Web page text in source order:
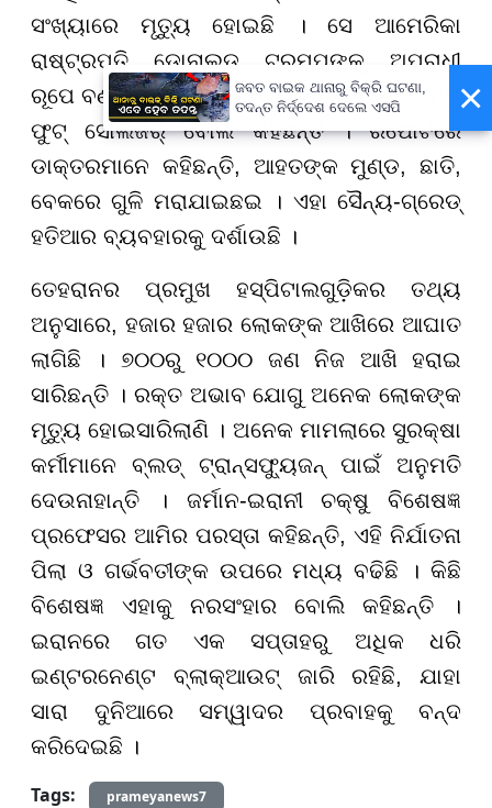
ସଂଖ୍ୟାରେ ମୃତ୍ୟୁ ହୋଇଛି । ସେ ଆମେରିକା
ରାଷ୍ଟ୍ରପତି ଡୋନାଲ୍ଡ ଟ୍ରମ୍ପଙ୍କୁ ଅପରାଧୀ
ରୂପେ ବର୍ଣ୍ଣନା କରି ପ୍ରଦର୍ଶନକାରୀଙ୍କୁ ଆମେରିକାର
ଫୁଟ୍ ସୋଲଜର୍ ବୋଲି କହିଛନ୍ତି । ରିପୋର୍ଟରେ
ଡାକ୍ତରମାନେ କହିଛନ୍ତି, ଆହତଙ୍କ ମୁଣ୍ଡ, ଛାତି,
ବେକରେ ଗୁଳି ମରାଯାଇଛଇ । ଏହା ସୈନ୍ୟ-ଗ୍ରେଡ୍
ହତିଆର ବ୍ୟବହାରକୁ ଦର୍ଶାଉଛି ।
ତେହରାନର ପ୍ରମୁଖ ହସ୍ପିଟାଲଗୁଡ଼ିକର ତଥ୍ୟ
ଅନୁସାରେ, ହଜାର ହଜାର ଲୋକଙ୍କ ଆଖିରେ ଆଘାତ
ଲାଗିଛି । ୭୦୦ରୁ ୧୦୦୦ ଜଣ ନିଜ ଆଖି ହରାଇ
ସାରିଛନ୍ତି । ରକ୍ତ ଅଭାବ ଯୋଗୁ ଅନେକ ଲୋକଙ୍କ
ମୃତ୍ୟୁ ହୋଇସାରିଲାଣି । ଅନେକ ମାମଲାରେ ସୁରକ୍ଷା
କର୍ମୀମାନେ ବ୍ଲଡ୍ ଟ୍ରାନ୍ସଫ୍ୟୁଜନ୍ ପାଇଁ ଅନୁମତି
ଦେଉନାହାନ୍ତି । ଜର୍ମାନ-ଇରାନୀ ଚକ୍ଷୁ ବିଶେଷଜ୍ଞ
ପ୍ରଫେସର ଆମିର ପରସ୍ତା କହିଛନ୍ତି, ଏହି ନିର୍ଯାତନା
ପିଲା ଓ ଗର୍ଭବତୀଙ୍କ ଉପରେ ମଧ୍ୟ ବଢିଛି । କିଛି
ବିଶେଷଜ୍ଞ ଏହାକୁ ନରସଂହାର ବୋଲି କହିଛନ୍ତି ।
ଇରାନରେ ଗତ ଏକ ସପ୍ତାହରୁ ଅଧିକ ଧରି
ଇଣ୍ଟରନେଣ୍ଟ ବ୍ଲାକ୍ଆଉଟ୍ ଜାରି ରହିଛି, ଯାହା
ସାରା ଦୁନିଆରେ ସମ୍ୱାଦର ପ୍ରବାହକୁ ବନ୍ଦ
କରିଦେଇଛି ।
Tags:
prameyanews7
×
ଜବତ ବାଇକ ଥାନାରୁ ବିକ୍ରି ଘଟଣା,
ତଦନ୍ତ ନିର୍ଦ୍ଦେଶ ଦେଲେ ଏସପି